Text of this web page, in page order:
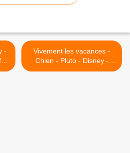
Vivement les vacances -
Chien - Pluto - Disney -
Dessin animé - Gratuit >